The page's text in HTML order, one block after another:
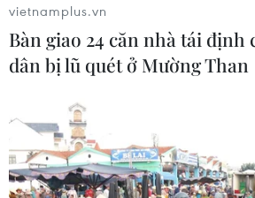
Bộ Y tế ban hành Kế hoạch dự
thương tích giai đoạn 2026-2030
04/08/2026 07:41
Hệ thống y tế đa cực, đưa y tế đến
gần dân
vietnamplus.vn
Bàn giao 24 căn nhà tái định
dân bị lũ quét ở Mường Than